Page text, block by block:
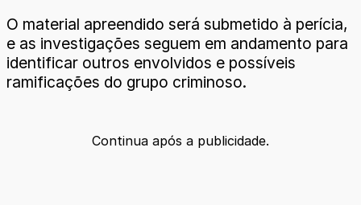
O material apreendido será submetido à perícia,
e as investigações seguem em andamento para
identificar outros envolvidos e possíveis
ramificações do grupo criminoso.
Continua após a publicidade.